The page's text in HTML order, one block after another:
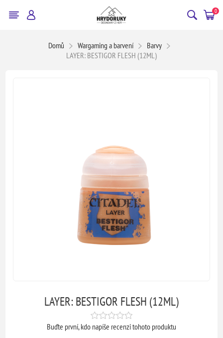
0
Domů Wargaming a barvení
Barvy
LAYER: BESTIGOR FLESH (12ML)
LAYER: BESTIGOR FLESH (12ML)
Buďte první, kdo napíše recenzi tohoto produktu